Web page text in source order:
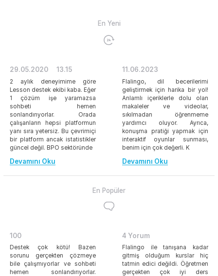
En Yeni
29.05.2020 13.15
2 aylık deneyimime göre
Lesson destek ekibi kaba. Eğer
1 çözüm işe yaramazsa
sohbeti hemen
sonlandırıyorlar. Orada
çalışanların hepsi platformun
yanı sıra yetersiz. Bu çevrimiçi
bir platform ancak istatistikler
güncel değil. BPO sektöründe
Devamını Oku
11.06.2023
Flalingo, dil becerilerimi
geliştirmek için harika bir yol!
Anlamlı içeriklerle dolu olan
makaleler ve videolar,
sıkılmadan öğrenmeme
yardımcı oluyor. Ayrıca,
konuşma pratiği yapmak için
interaktif oyunlar sunması,
benim için çok değerli. K
Devamını Oku
En Popüler
100
Destek çok kötü! Bazen
sorunu gerçekten çözmeye
bile çalışmıyorlar ve sohbeti
hemen sonlandırıyorlar.
4 Yorum
Flalingo ile tanışana kadar
gitmiş olduğum kurslar hiç
tatmin edici değildi. Öğretmen
gerçekten çok iyi ders